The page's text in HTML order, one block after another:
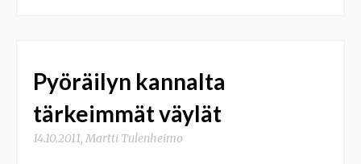
Pyöräilyn kannalta
tärkeimmät väylät
14.10.2011 Martti Tulenheimo